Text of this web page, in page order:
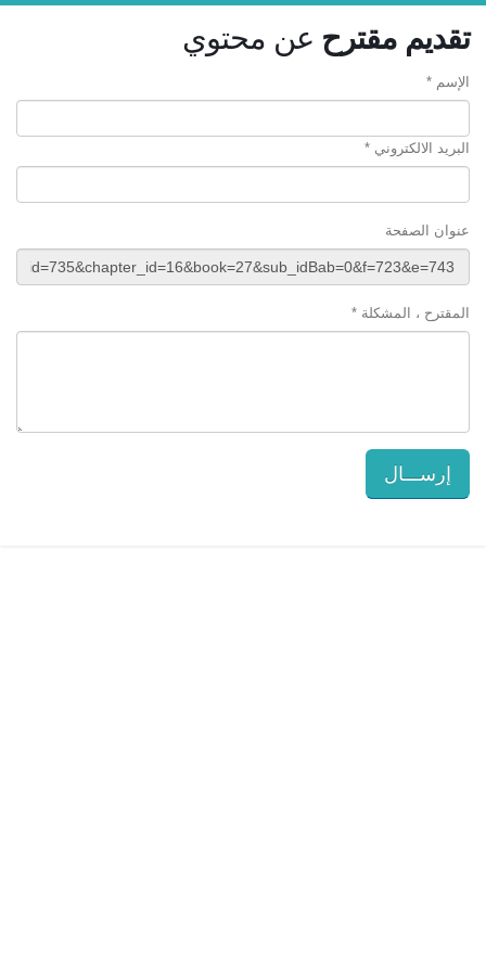
تقديم مقترح عن محتوي
الإسم *
البريد الالكتروني *
عنوان الصفحة
المقترح ، المشكلة *